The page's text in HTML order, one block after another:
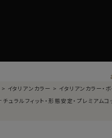
イタリアンカラー
イタリアンカラー・
チュラルフィット・形態安定・プレミア